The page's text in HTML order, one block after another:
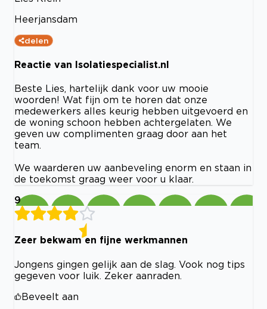
Heerjansdam
delen
Reactie van Isolatiespecialist.nl
Beste Lies, hartelijk dank voor uw mooie
woorden! Wat fijn om te horen dat onze
medewerkers alles keurig hebben uitgevoerd en
de woning schoon hebben achtergelaten. We
geven uw complimenten graag door aan het
team.
We waarderen uw aanbeveling enorm en staan in
de toekomst graag weer voor u klaar.
9
Zeer bekwam en fijne werkmannen
Jongens gingen gelijk aan de slag. Vook nog tips
gegeven voor luik. Zeker aanraden.
Beveelt aan